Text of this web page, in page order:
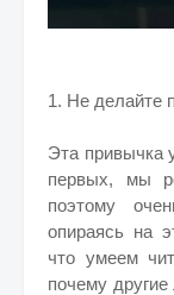
1. Не делайте
Эта привычка
первых, мы
поэтому
опираясь на
что умеем
почему